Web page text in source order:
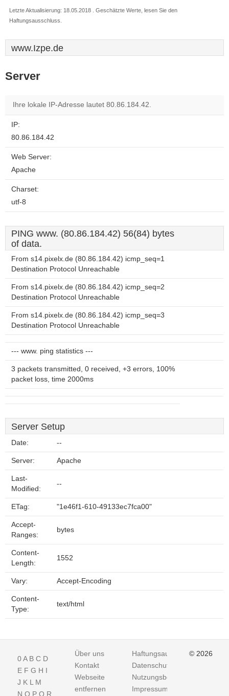
Letzte Aktualisierung: 18.05.2018 . Geschätzte Werte, lesen Sie den
Haftungsausschluss.
www.Izpe.de
Server
Ihre lokale IP-Adresse lautet 80.86.184.42.
IP:
80.86.184.42
Web Server:
Apache
Charset:
utf-8
PING www. (80.86.184.42) 56(84) bytes
of data.
From s14.pixelx.de (80.86.184.42) icmp_seq=1
Destination Protocol Unreachable
From s14.pixelx.de (80.86.184.42) icmp_seq=2
Destination Protocol Unreachable
From s14.pixelx.de (80.86.184.42) icmp_seq=3
Destination Protocol Unreachable
--- www. ping statistics ---
3 packets transmitted, 0 received, +3 errors, 100%
packet loss, time 2000ms
Server Setup
Date: --
Server: Apache
Last-
Modified:
--
ETag: "1e46f1-610-49133ec7fca00"
Accept-
Ranges:
bytes
Content-
Length:
1552
Vary: Accept-Encoding
Content-
Type:
text/html
0A B C D
E F G H I
J K L M
N O P Q R
Über uns
Kontakt
Webseite
entfernen
Haftungsausschluss
Datenschutz
Nutzungsbedingungen
Impressum
© 2026